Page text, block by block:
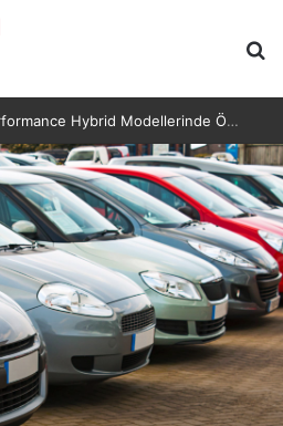
Lexus’ta LBX ve RX Performance Hybrid Modellerinde Özel Fiyat Avantajı